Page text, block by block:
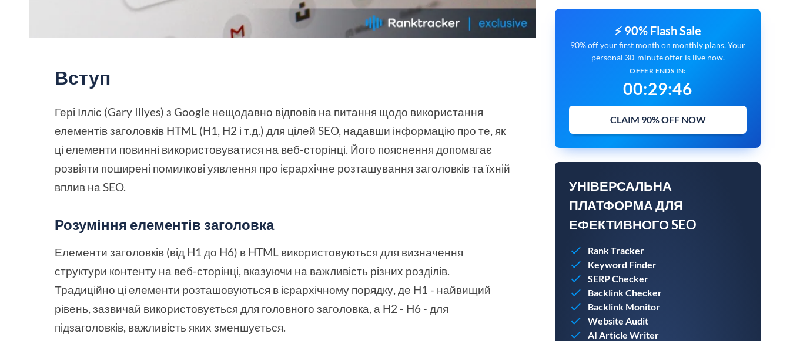
Вступ
Гері Ілліс (Gary Illyes) з Google нещодавно відповів на питання щодо використання
елементів заголовків HTML (H1, H2 і т.д.) для цілей SEO, надавши інформацію про те, як
ці елементи повинні використовуватися на веб-сторінці. Його пояснення допомагає
розвіяти поширені помилкові уявлення про ієрархічне розташування заголовків та їхній
вплив на SEO.
Розуміння елементів заголовка
Елементи заголовків (від H1 до H6) в HTML використовуються для визначення
структури контенту на веб-сторінці, вказуючи на важливість різних розділів.
Традиційно ці елементи розташовуються в ієрархічному порядку, де H1 - найвищий
рівень, зазвичай використовується для головного заголовка, а H2 - H6 - для
підзаголовків, важливість яких зменшується.
⚡ 90% Flash Sale
90% off your first month on monthly plans. Your
personal 30-minute offer is live now.
OFFER ENDS IN:
00:29:45
CLAIM 90% OFF NOW
УНІВЕРСАЛЬНА
ПЛАТФОРМА ДЛЯ
ЕФЕКТИВНОГО SEO
Rank Tracker
Keyword Finder
SERP Checker
Backlink Checker
Backlink Monitor
Website Audit
AI Article Writer